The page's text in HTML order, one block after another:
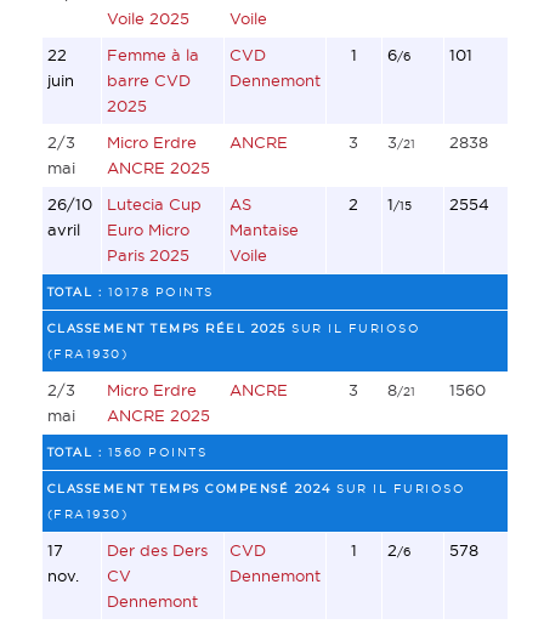
Voile 2025
Voile
22
juin
Femme à la
barre CVD
2025
CVD
Dennemont
1 6/6 101
2/3
mai
Micro Erdre
ANCRE 2025
ANCRE 3 3/21 2838
26/10
avril
Lutecia Cup
Euro Micro
Paris 2025
AS
Mantaise
Voile
2 1/15 2554
TOTAL : 10178 POINTS
CLASSEMENT TEMPS RÉEL 2025SUR IL FURIOSO
(FRA1930)
2/3
mai
Micro Erdre
ANCRE 2025
ANCRE 3 8/21 1560
TOTAL : 1560 POINTS
CLASSEMENT TEMPS COMPENSÉ 2024SUR IL FURIOSO
(FRA1930)
17
nov.
Der des Ders
CV
Dennemont
CVD
Dennemont
1 2/6 578